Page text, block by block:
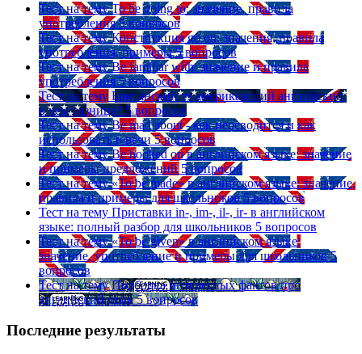
Тест на тему To be going to: значение, правила
употребления 5 вопросов
Тест на тему Конструкция go on: значения, правила
употребления, примеры 5 вопросов
Тест на тему Be familiar with: значение и правила
употребления 5 вопросов
Тест на тему Британский vs американский английский:
в чем разница? 5 вопросов
Тест на тему Be mad about - как переводится и как
использовать в речи 5 вопросов
Тест на тему Be hooked on в английском языке: значение
и примеры предложений 5 вопросов
Тест на тему «To be made» в английском языке: значение,
правила и примеры для школьников 5 вопросов
Тест на тему Приставки in-, im-, il-, ir- в английском
языке: полный разбор для школьников 5 вопросов
Тест на тему «To be given» в английском языке:
значение, употребление и примеры для школьников 5
вопросов
Тест на тему Подборка интересных фактов про
английский язык 5 вопросов
Последние результаты